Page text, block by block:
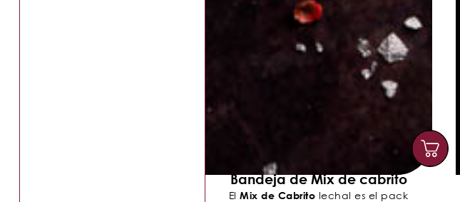
Bandeja de Mix de cabrito
ElMix de Cabrito lechal es el pack